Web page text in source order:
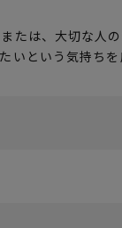
たは、大切な人
いという気持ち